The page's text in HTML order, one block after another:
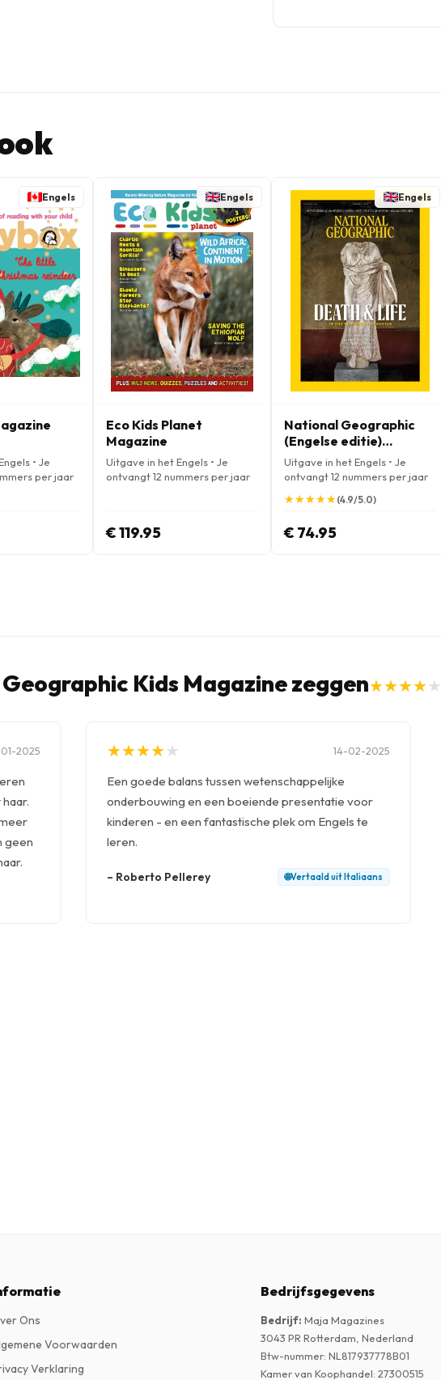
Engels
• Je
per jaar
Engels
Eco Kids Planet
Magazine
Uitgave in het Engels • Je
ontvangt 12 nummers per jaar
€ 119.95
Engels
National Geographic
(Engelse editie)
Magazine
Uitgave in het Engels • Je
ontvangt 12 nummers per jaar
★
★★
★★
★★
★★
★(4.9/5.0)
€ 74.95
Kids Magazine zeggen★
★★
★★
★★
★★
★
2025
geen
★
★★
★★
★★
★★
★ 14-02-2025
Een goede balans tussen wetenschappelijke
onderbouwing en een boeiende presentatie voor
kinderen - en een fantastische plek om Engels te
leren.
– Roberto Pellerey 🌐Vertaald uit Italiaans
Ons
Voorwaarden
Verklaring
Bedrijfsgegevens
Bedrijf: Maja Magazines
3043 PR Rotterdam, Nederland
Btw-nummer: NL817937778B01
Kamer van Koophandel: 27300515